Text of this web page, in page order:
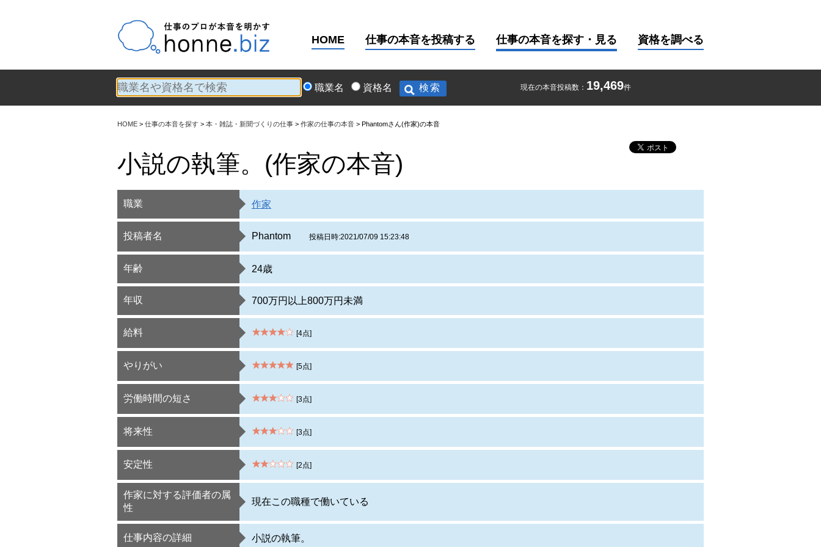
HOME 仕事の本音を投稿する 仕事の本音を探す・見る 資格を調べる
職業名 資格名 現在の本音投稿数： 19,469件
HOME 仕事の本音を探す 本・雑誌・新聞づくりの仕事 作家の仕事の本音 Phantomさん(作家)の本音
小説の執筆。(作家の本音)
職業 作家
投稿者名 Phantom 投稿日時:2021/07/09 15:23:48
年齢 24歳
年収 700万円以上800万円未満
給料 [4点]
やりがい [5点]
労働時間の短さ [3点]
将来性 [3点]
安定性 [2点]
作家に対する評価者の属
性
現在この職種で働いている
仕事内容の詳細 小説の執筆。